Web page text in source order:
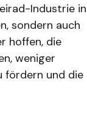
Industrie in
sondern auch
hoffen, die
weniger
fördern und die